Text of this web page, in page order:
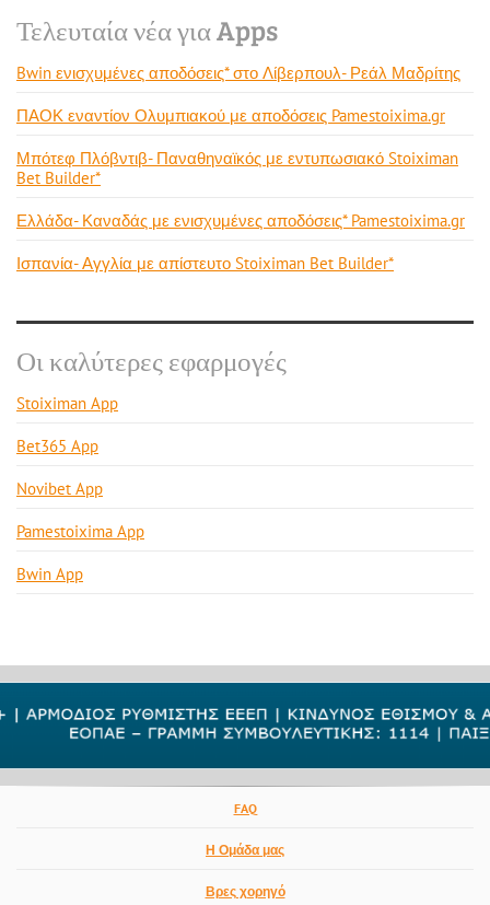
Τελευταία νέα για Apps
Bwin ενισχυμένες αποδόσεις* στο Λίβερπουλ- Ρεάλ Μαδρίτης
ΠΑΟΚ εναντίον Ολυμπιακού με αποδόσεις Pamestoixima.gr
Μπότεφ Πλόβντιβ- Παναθηναϊκός με εντυπωσιακό Stoiximan
Bet Builder*
Ελλάδα- Καναδάς με ενισχυμένες αποδόσεις* Pamestoixima.gr
Ισπανία- Αγγλία με απίστευτο Stoiximan Bet Builder*
Οι καλύτερες εφαρμογές
Stoiximan App
Bet365 App
Novibet App
Pamestoixima App
Bwin App
FAQ
Η Ομάδα μας
Βρες χορηγό